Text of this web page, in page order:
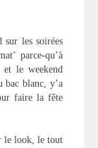
sur les soirées
parce-qu’à
le weekend
blanc, y’a
faire la fête
le look, le tout